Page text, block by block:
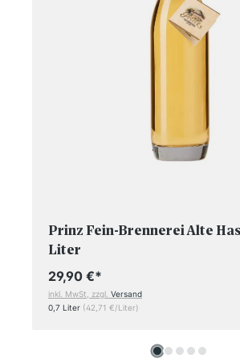
Prinz Fein-Brennerei Alte
Liter
29,90 €*
inkl. MwSt, zzgl. Versand
0,7 Liter (42,71 €/Liter)